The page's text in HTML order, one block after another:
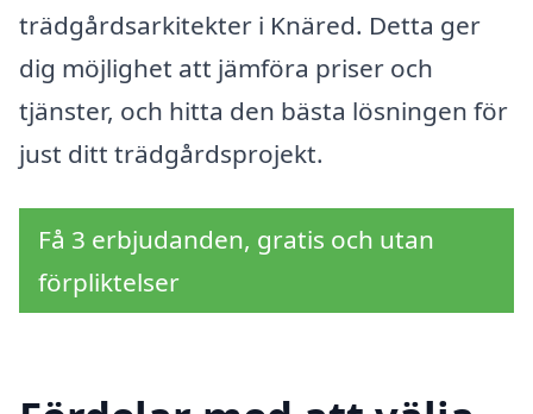
trädgårdsarkitekter i Knäred. Detta ger
dig möjlighet att jämföra priser och
tjänster, och hitta den bästa lösningen för
just ditt trädgårdsprojekt.
Få 3 erbjudanden, gratis och utan
förpliktelser